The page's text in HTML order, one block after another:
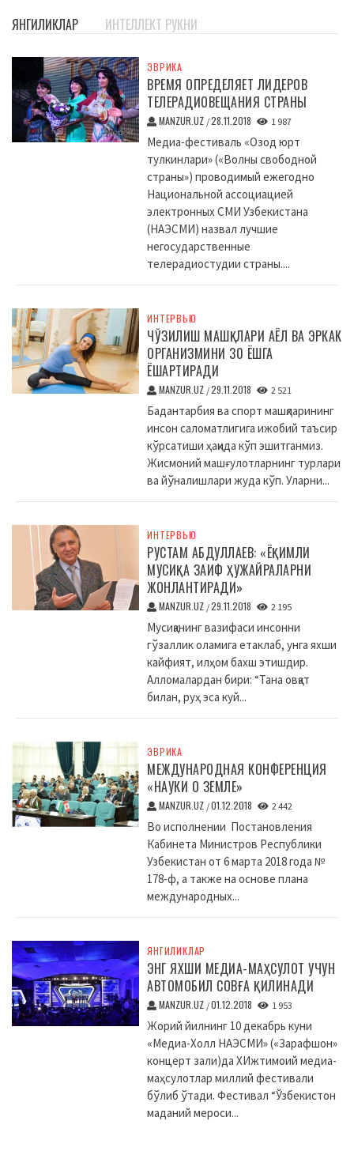
ЯНГИЛИКЛАР ИНТЕЛЛЕКТ РУКНИ
ЭВРИКА
ВРЕМЯ ОПРЕДЕЛЯЕТ ЛИДЕРОВ
ТЕЛЕРАДИОВЕЩАНИЯ СТРАНЫ
MANZUR.UZ /28.11.2018 1 987
Медиа-фестиваль «Озод юрт
тулкинлари» («Волны свободной
страны») проводимый ежегодно
Национальной ассоциацией
электронных СМИ Узбекистана
(НАЭСМИ) назвал лучшие
негосударственные
телерадиостудии страны....
ИНТЕРВЬЮ
ЧЎЗИЛИШ МАШҚЛАРИ АЁЛ ВА ЭРКАК
ОРГАНИЗМИНИ 30 ЁШГА
ЁШАРТИРАДИ
MANZUR.UZ /29.11.2018 2 521
Бадантарбия ва спорт машқларининг
инсон саломатлигига ижобий таъсир
кўрсатиши ҳақида кўп эшитганмиз.
Жисмоний машғулотларнинг турлари
ва йўналишлари жуда кўп. Уларни...
ИНТЕРВЬЮ
РУСТАМ АБДУЛЛАЕВ: «ЁҚИМЛИ
МУСИҚА ЗАИФ ҲУЖАЙРАЛАРНИ
ЖОНЛАНТИРАДИ»
MANZUR.UZ /29.11.2018 2 195
Мусиқанинг вазифаси инсонни
гўзаллик оламига етаклаб, унга яхши
кайфият, илҳом бахш этишдир.
Алломалардан бири: “Тана овқат
билан, руҳ эса куй...
ЭВРИКА
МЕЖДУНАРОДНАЯ КОНФЕРЕНЦИЯ
«НАУКИ О ЗЕМЛЕ»
MANZUR.UZ /01.12.2018 2 442
Во исполнении Постановления
Кабинета Министров Республики
Узбекистан от 6 марта 2018 года №
178-ф, а также на основе плана
международных...
ЯНГИЛИКЛАР
ЭНГ ЯХШИ МЕДИА-МАҲСУЛОТ УЧУН
АВТОМОБИЛ СОВҒА ҚИЛИНАДИ
MANZUR.UZ /01.12.2018 1 953
Жорий йилнинг 10 декабрь куни
«Медиа-Холл НАЭСМИ» («Зарафшон»
концерт зали)да XИжтимоий медиа-
маҳсулотлар миллий фестивали
бўлиб ўтади. Фестивал “Ўзбекистон
маданий мероси...